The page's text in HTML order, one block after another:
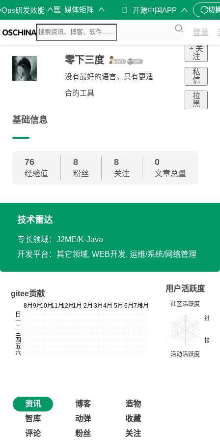
研发效能 媒体矩阵 开源中国APP 切
登录
零下三度
没有最好的语言，只有更适
合的工具
+ 关
注
私
信
拉
黑
基础信息
76
经验值
8
粉丝
8
关注
0
文章总量
技术雷达
专长领域：J2ME/K-Java
开发平台：其它领域, WEB开发, 运维/系统/网络管理
gitee贡献
用户活跃度
资讯 博客
造物
智库
动弹
收藏
评论
粉丝 关注